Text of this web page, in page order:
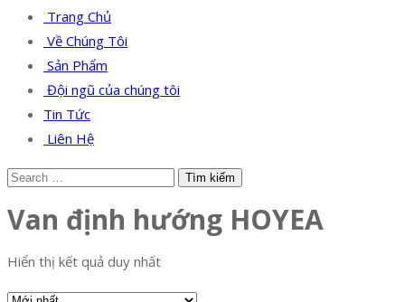
Trang Chủ
Về Chúng Tôi
Sản Phẩm
Đội ngũ của chúng tôi
Tin Tức
Liên Hệ
Van định hướng HOYEA
Hiển thị kết quả duy nhất